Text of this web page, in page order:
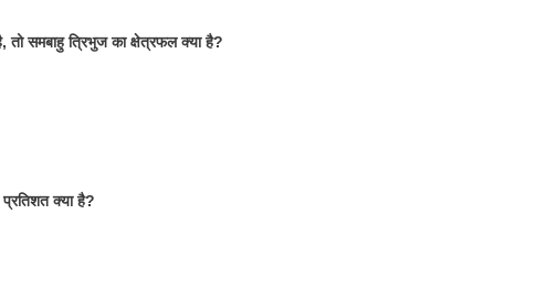
तो समबाहु त्रिभुज का क्षेत्रफल क्या है?
क्या है?